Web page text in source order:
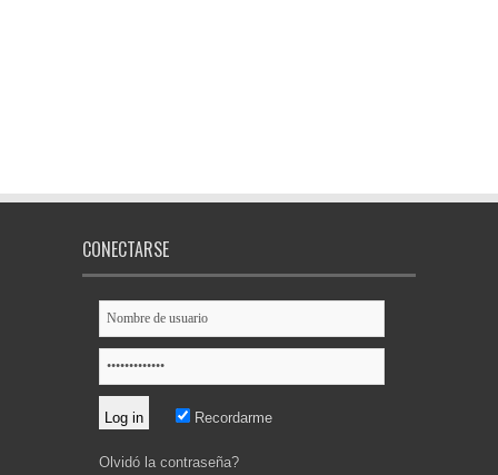
CONECTARSE
Recordarme
Olvidó la contraseña?